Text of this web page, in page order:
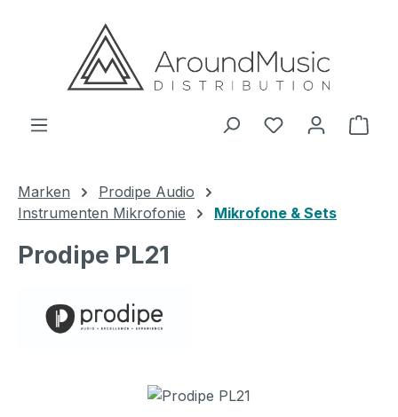
Zum Hauptinhalt springen
Marken
Prodipe Audio
Instrumenten Mikrofonie
Mikrofone & Sets
Prodipe PL21
Bildergalerie überspringen